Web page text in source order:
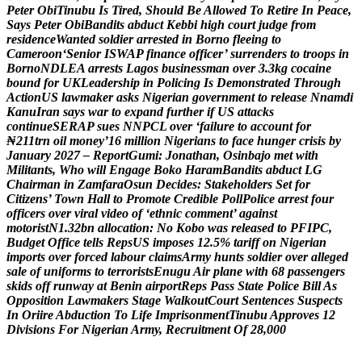
Peter ObiTinubu Is Tired, Should BeAllowed To Retire In Peace,
Says Peter ObiBandits abduct Kebbi high court judge from
residenceWanted soldier arrested in Borno fleeing to
Cameroon‘Senior ISWAP finance officer’ surrenders to troops in
BornoNDLEA arrests Lagos businessman over 3.3kg cocaine
bound for UKLeadership in Policing Is Demonstrated Through
ActionUS lawmaker asks Nigerian government to release Nnamdi
KanuIran says war to expand further if US attacks
continueSERAP sues NNPCL over ‘failure to account for
₦211trn oil money’16 million Nigerians to face hunger crisis by
January 2027 – ReportGumi: Jonathan, Osinbajo met with
Militants, Who will Engage Boko HaramBandits abduct LG
Chairman in ZamfaraOsun Decides: Stakeholders Set for
Citizens’ Town Hall to Promote Credible PollPolice arrest four
officers over viral video of ‘ethnic comment’ against
motoristN1.32bn allocation: No Kobo was released to PFIPC,
Budget Office tells RepsUS imposes 12.5% tariff on Nigerian
imports over forced labour claimsArmy hunts soldier over alleged
sale of uniforms to terroristsEnuguAir plane with 68 passengers
skids off runway at Benin airportReps Pass State Police BillAs
Opposition Lawmakers Stage WalkoutCourt Sentences Suspects
In OriireAbduction To Life ImprisonmentTinubuApproves 12
Divisions For Nigerian Army, Recruitment Of 28,000